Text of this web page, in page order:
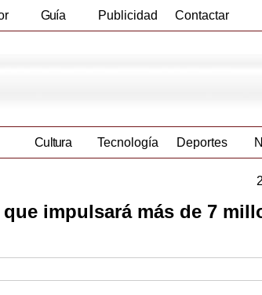
Guía Publicidad Contactar
Cultura Tecnología Deportes
impulsará más de 7